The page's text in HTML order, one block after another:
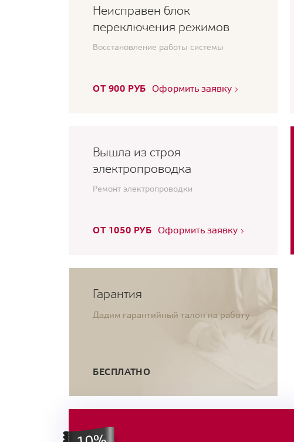
Неисправен блок
переключения режимов
Восстановление работы системы
ОТ 900 РУБ Оформить заявку
Вышла из строя
электропроводка
Ремонт электропроводки
ОТ 1050 РУБ Оформить заявку
Гарантия
Дадим гарантийный талон на работу
БЕСПЛАТНО